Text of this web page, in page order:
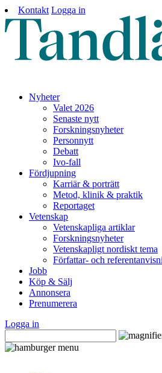
Kontakt Logga in
Nyheter
Valet 2026
Senaste nytt
Forskningsnyheter
Personnytt
Debatt
Ivo-fall
Fördjupning
Karriär & porträtt
Metod, klinik & praktik
Reportaget
Vetenskap
Vetenskapliga artiklar
Forskningsnyheter
Vetenskapligt nordiskt tema
Författar- och
Jobb
Köp & Sälj
Annonsera
Prenumerera
Logga in